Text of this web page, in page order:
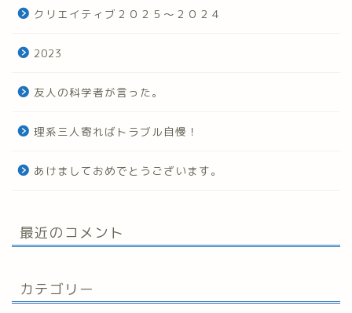
クリエイティブ２０２５～２０２４
2023
友人の科学者が言った。
理系三人寄ればトラブル自慢！
あけましておめでとうございます。
最近のコメント
カテゴリー